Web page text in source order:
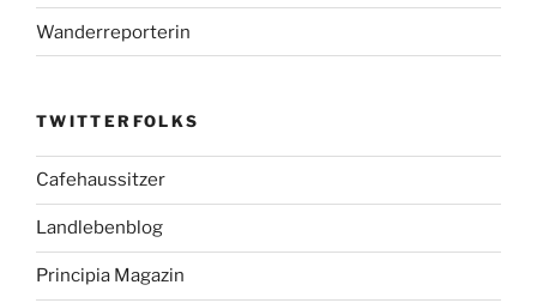
Wanderreporterin
TWITTERFOLKS
Cafehaussitzer
Landlebenblog
Principia Magazin